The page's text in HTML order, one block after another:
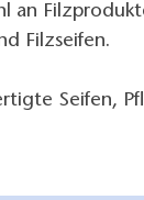
an
Filzseifen.
Seifen,